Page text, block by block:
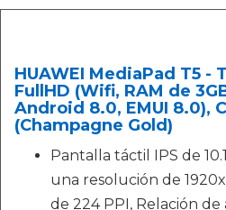
HUAWEI MediaPad T5 -
FullHD (Wifi, RAM de
Android 8.0, EMUI 8.0),
(Champagne Gold)
Pantalla táctil IPS de
una resolución de
de 224 PPI, Relación de